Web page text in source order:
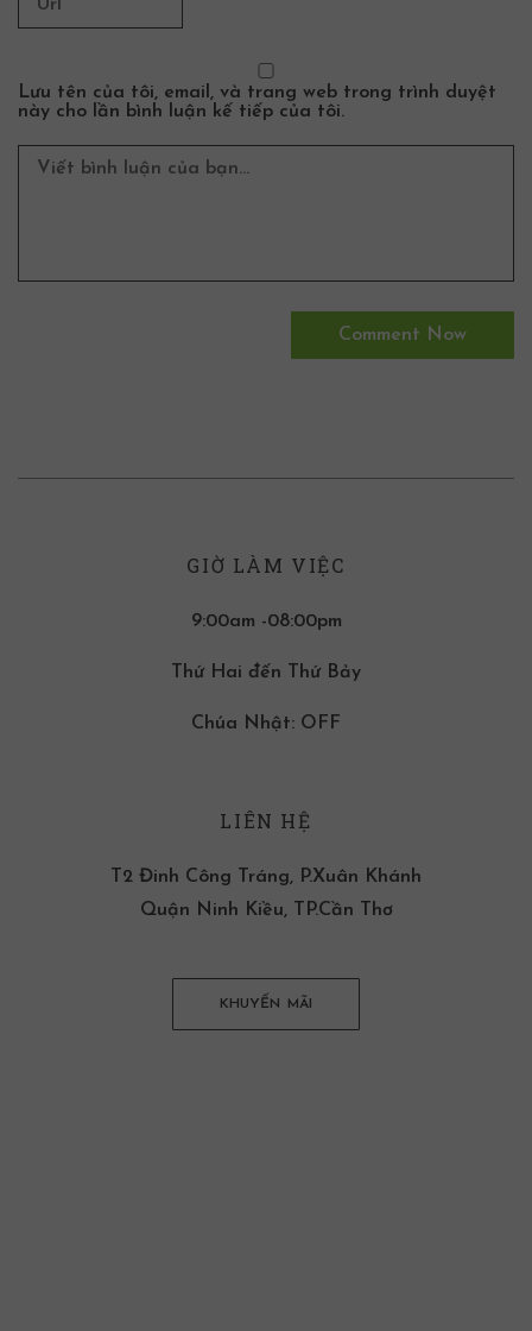
Lưu tên của tôi, email, và trang web trong trình duyệt
này cho lần bình luận kế tiếp của tôi.
GIỜ LÀM VIỆC
9:00am -08:00pm
Thứ Hai đến Thứ Bảy
Chúa Nhật: OFF
LIÊN HỆ
T2 Đinh Công Tráng, P.Xuân Khánh
Quận Ninh Kiều, TP.Cần Thơ
KHUYẾN MÃI